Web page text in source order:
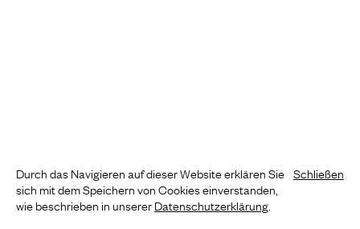
Durch das Navigieren auf dieser Website erklären Sie
sich mit dem Speichern von Cookies einverstanden,
wie beschrieben in unsererDatenschutzerklärung
Schließen